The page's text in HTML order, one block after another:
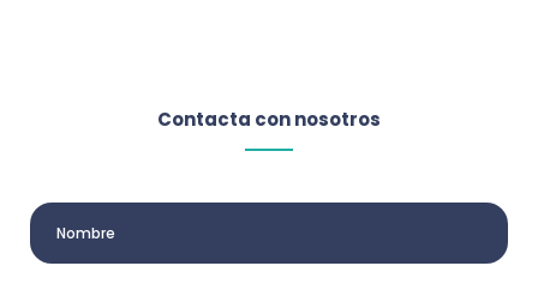
Contacta con nosotros